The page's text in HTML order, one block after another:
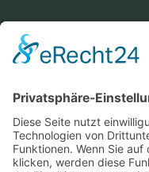
Ein Produkt
KONTAKT